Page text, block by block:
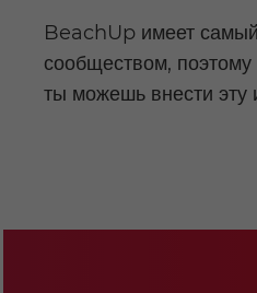
BeachUp имеет
сообществом,
ты можешь внести эту